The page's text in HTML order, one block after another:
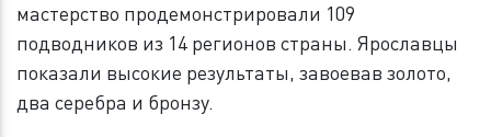
мастерство продемонстрировали 109
подводников из 14 регионов страны. Ярославцы
показали высокие результаты, завоевав золото,
два серебра и бронзу.